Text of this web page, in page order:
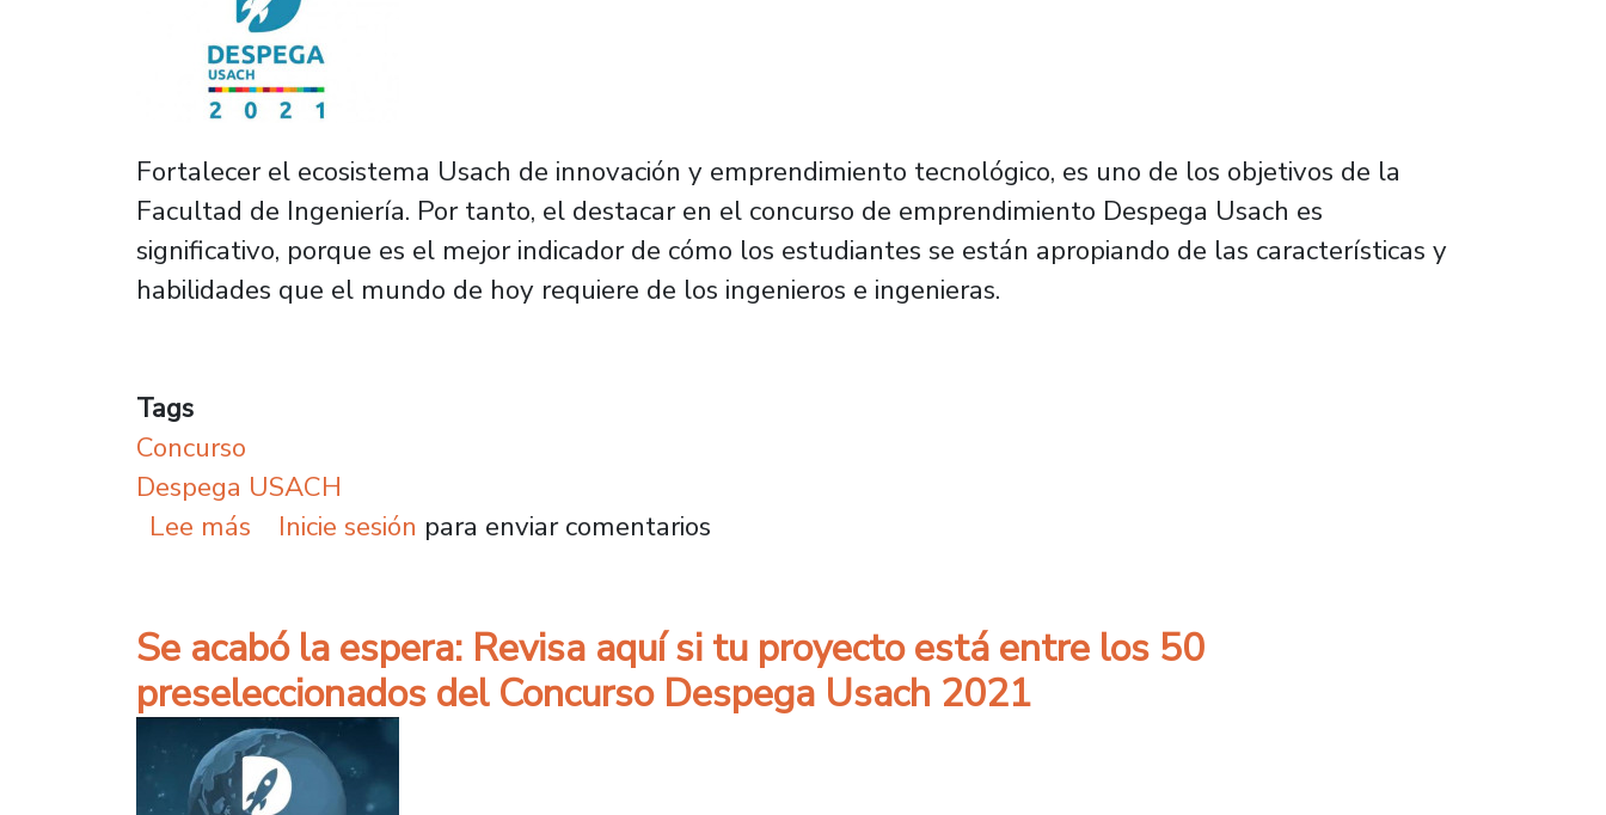
Fortalecer el ecosistema Usach de innovación y emprendimiento tecnológico, es uno de los objetivos de la
Facultad de Ingeniería. Por tanto, el destacar en el concurso de emprendimiento Despega Usach es
significativo, porque es el mejor indicador de cómo los estudiantes se están apropiando de las características y
habilidades que el mundo de hoy requiere de los ingenieros e ingenieras.
Tags
Concurso
Despega USACH
Lee más sobre Facultad de Ingeniería destaca con 12 proyectos semifinalistas en concurso Despega Usach
Inicie sesión para enviar comentarios
Se acabó la espera: Revisa aquí si tu proyecto está entre los 50
preseleccionados del Concurso Despega Usach 2021